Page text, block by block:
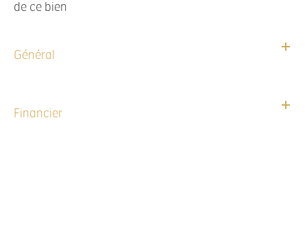
de ce bien
Général
Financier